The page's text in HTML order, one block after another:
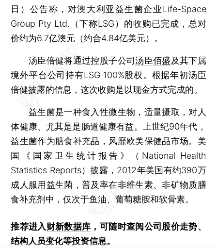
日）公告称，对澳大利亚益生菌企业Life-Space
Group Pty Ltd.（下称LSG）的收购已完成，总对
价约为6.7亿澳元（约合4.84亿美元）。
汤臣倍健将通过控股子公司汤臣佰盛及其下属
境外平台公司持有LSG 100%股权。根据年初汤臣
倍健披露的信息，这次收购是以现金方式完成的。
益生菌是一种食入性微生物，适量摄取，对人
体健康、尤其是是肠道健康有益。上世纪90年代，
益生菌作为膳食补充品，风靡欧美保健品市场。美
国《国家卫生统计报告》（National Health
Statistics Reports）披露，2012年美国有约390万
成人服用益生菌，普及率在非维生素、非矿物质膳
食补充剂中，仅次于鱼油、葡萄糖胺和软骨素。
推荐进入财新数据库 ，可随时查阅公司股价走势、
结构人员变化等投资信息。